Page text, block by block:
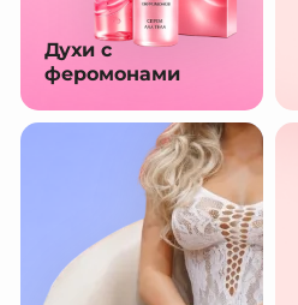
Духи с
феромонами